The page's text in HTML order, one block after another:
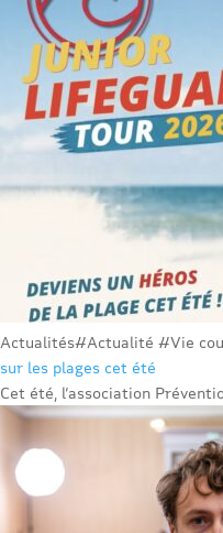
Actualités#Actualité #Vie
sur les plages cet été
Cet été, l’association